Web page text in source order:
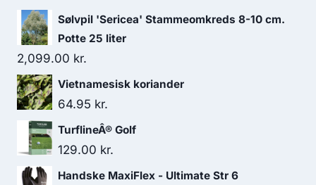
Sølvpil 'Sericea' Stammeomkreds 8-10 cm.
Potte 25 liter
2,099.00 kr.
Vietnamesisk koriander
64.95 kr.
TurflineÂ® Golf
129.00 kr.
Handske MaxiFlex - Ultimate Str 6